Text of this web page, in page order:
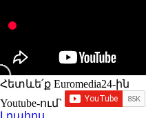
Հետևե՛ք Euromedia24-ին
Youtube-ում`
Լրահոս